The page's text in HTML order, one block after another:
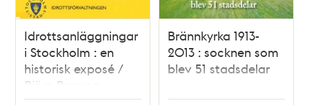
Idrottsanläggningar
i Stockholm : en
historisk exposé /
Björn Persson
Brännkyrka 1913-
2013 : socknen som
blev 51 stadsdelar